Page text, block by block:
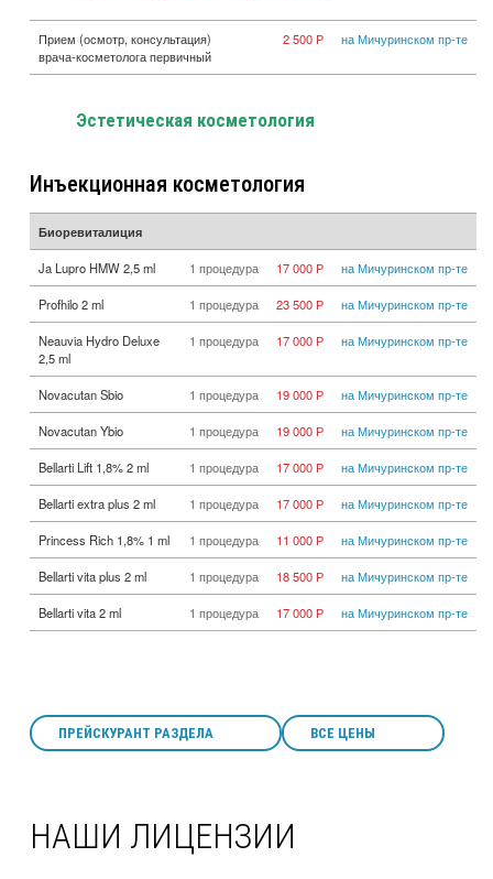
Прием (осмотр, консультация)
врача-косметолога первичный
2 500 Р на Мичуринском пр-те
Эстетическая косметология
Инъекционная косметология
Биоревиталиция
Ja Lupro HMW 2,5 ml 1 процедура 17 000 Р на Мичуринском пр-те
Profhilo 2 ml 1 процедура 23 500 Р на Мичуринском пр-те
Neauvia Hydro Deluxe
2,5 ml
1 процедура 17 000 Р на Мичуринском пр-те
Novacutan Sbio 1 процедура 19 000 Р на Мичуринском пр-те
Novacutan Ybio 1 процедура 19 000 Р на Мичуринском пр-те
Bellarti Lift 1,8% 2 ml 1 процедура 17 000 Р на Мичуринском пр-те
Bellarti extra plus 2 ml 1 процедура 17 000 Р на Мичуринском пр-те
Princess Rich 1,8% 1 ml 1 процедура 11 000 Р на Мичуринском пр-те
Bellarti vita plus 2 ml 1 процедура 18 500 Р на Мичуринском пр-те
Bellarti vita 2 ml 1 процедура 17 000 Р на Мичуринском пр-те
ВСЕ ЦЕНЫ
ПРЕЙСКУРАНТ РАЗДЕЛА
НАШИ ЛИЦЕНЗИИ